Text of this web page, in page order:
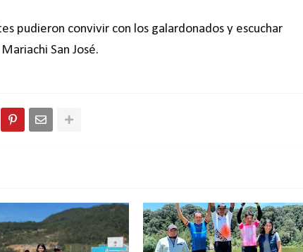
pudieron convivir con los galardonados y escuchar
San José.